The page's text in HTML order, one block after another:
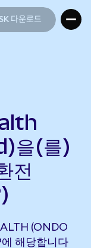
다운로드
을(를)
전
(ONDO
에 해당합니다